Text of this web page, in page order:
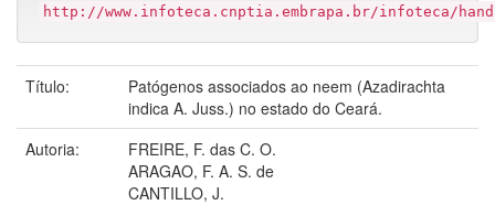
http://www.infoteca.cnptia.embrapa.br/infoteca/
Título:
Patógenos associados ao neem (Azadirachta
indica A. Juss.) no estado do Ceará.
Autoria:
FREIRE, F. das C. O.
ARAGAO, F. A. S. de
CANTILLO, J.